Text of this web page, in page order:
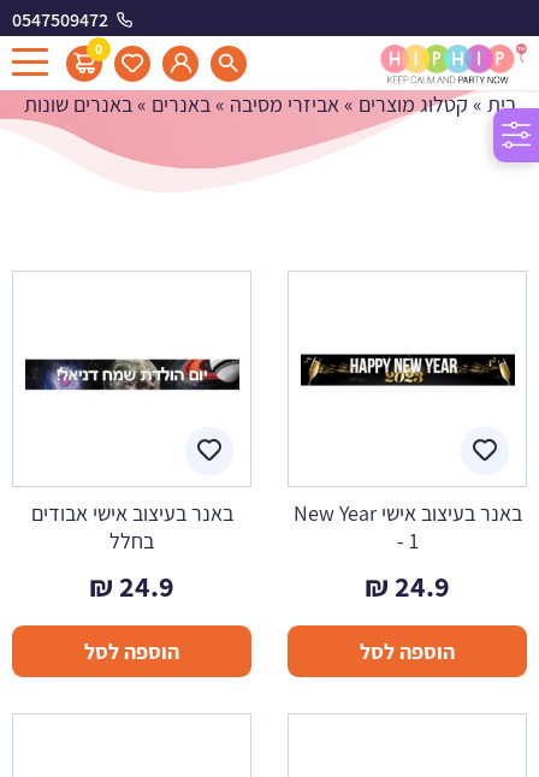
0547509472
0 באנרים שונות
בית » קטלוג מוצרים »אביזרי מסיבה »באנרים »באנרים שונות
באנר בעיצוב אישי New Year
- 1
24.9
₪
הוספה לסל
באנר בעיצוב אישי אבודים
בחלל
24.9
₪
הוספה לסל